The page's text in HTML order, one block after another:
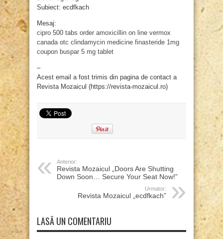
Subiect: ecdfkach
Mesaj:
cipro 500 tabs order amoxicillin on line vermox
canada otc clindamycin medicine finasteride 1mg
coupon buspar 5 mg tablet
–
Acest email a fost trimis din pagina de contact a
Revista Mozaicul (https://revista-mozaicul.ro)
Anterior:
Revista Mozaicul „Doors Are Shutting
Down Soon… Secure Your Seat Now!”
Urmator:
Revista Mozaicul „ecdfkach”
LASĂ UN COMENTARIU